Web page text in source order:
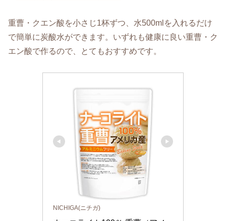
重曹・クエン酸を小さじ1杯ずつ、水500mlを入れるだけ
で簡単に炭酸水ができます。いずれも健康に良い重曹・ク
エン酸で作るので、とてもおすすめです。
NICHIGA(ニチガ)